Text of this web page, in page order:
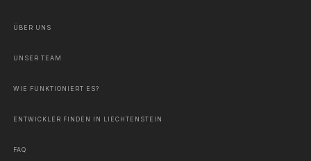
ÜBER UNS
UNSER TEAM
WIE FUNKTIONIERT ES?
ENTWICKLER FINDEN IN LIECHTENSTEIN
FAQ